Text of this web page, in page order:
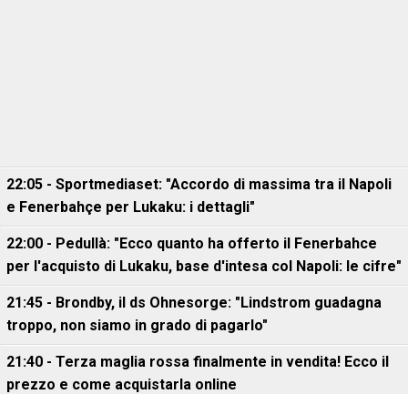
22:05 - Sportmediaset: "Accordo di massima tra il Napoli
e Fenerbahçe per Lukaku: i dettagli"
22:00 - Pedullà: "Ecco quanto ha offerto il Fenerbahce
per l'acquisto di Lukaku, base d'intesa col Napoli: le cifre"
21:45 - Brondby, il ds Ohnesorge: "Lindstrom guadagna
troppo, non siamo in grado di pagarlo"
21:40 - Terza maglia rossa finalmente in vendita! Ecco il
prezzo e come acquistarla online